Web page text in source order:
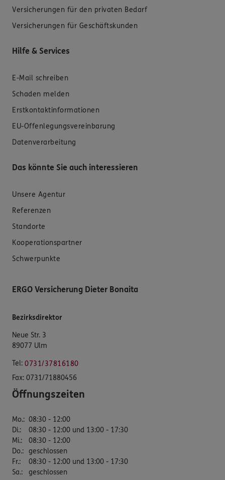
Versicherungen für den privaten Bedarf
Versicherungen für Geschäftskunden
Hilfe & Services
E-Mail schreiben
Schaden melden
Erstkontaktinformationen
EU-Offenlegungsvereinbarung
Datenverarbeitung
Das könnte Sie auch interessieren
Unsere Agentur
Referenzen
Standorte
Kooperationspartner
Schwerpunkte
ERGO Versicherung Dieter Bonaita
Bezirksdirektor
Neue Str. 3
89077 Ulm
Tel: 0731/37816180
Fax: 0731/71880456
Öffnungszeiten
Mo.: 08:30 - 12:00
Di.:
08:30 - 12:00 und 13:00 - 17:30
Mi.:
08:30 - 12:00
Do.: geschlossen
Fr.:
08:30 - 12:00 und 13:00 - 17:30
Sa.: geschlossen